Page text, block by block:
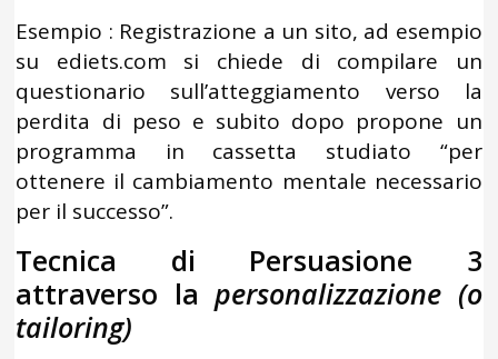
Esempio : Registrazione a un sito, ad esempio
su ediets.com si chiede di compilare un
questionario sull’atteggiamento verso la
perdita di peso e subito dopo propone un
programma in cassetta studiato “per
ottenere il cambiamento mentale necessario
per il successo”.
Tecnica di Persuasione 3
attraverso lapersonalizzazione (o
tailoring)